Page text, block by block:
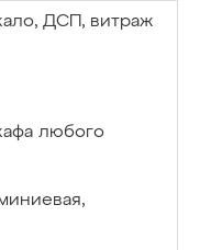
ДСП, витраж
любого